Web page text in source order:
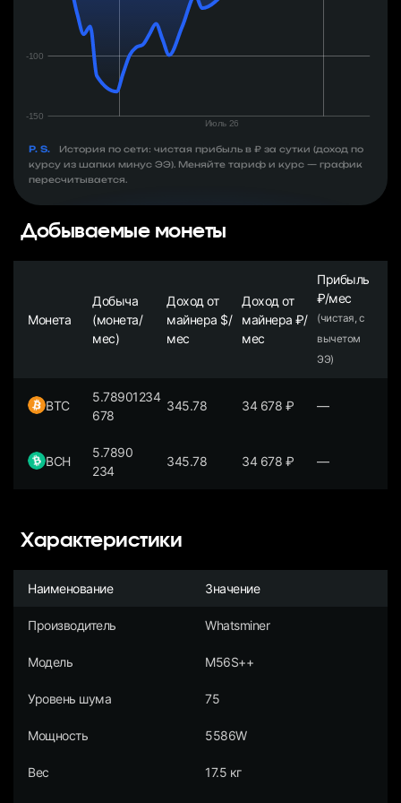
P. S.
История по сети: чистая прибыль в ₽ за сутки (доход по
курсу из шапки минус ЭЭ). Меняйте тариф и курс — график
пересчитывается.
Добываемые монеты
Монета
Добыча
(монета/
мес)
Доход от
майнера $/
мес
Доход от
майнера ₽/
мес
Прибыль
₽/мес
(чистая, с
вычетом
ЭЭ)
BTC
5.78901234
678
345.78 34 678 ₽ —
BCH
5.7890
234
345.78 34 678 ₽ —
Характеристики
Наименование Значение
Производитель Whatsminer
Модель M56S++
Уровень шума 75
Мощность 5586W
Вес 17.5 кг